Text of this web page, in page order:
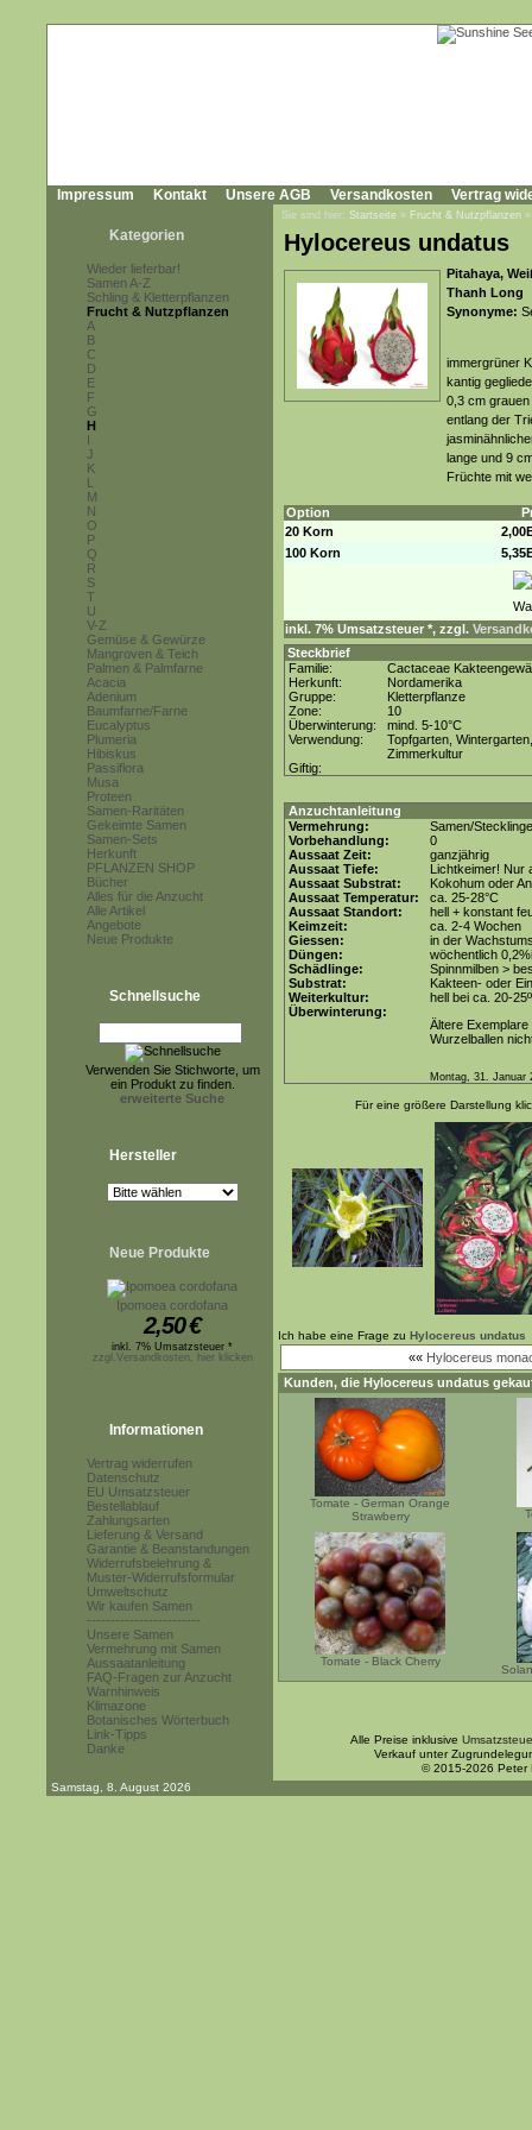
Impressum Kontakt Unsere AGB Versandkosten Vertrag
Kategorien
Wieder lieferbar!
Samen A-Z
Schling & Kletterpflanzen
Frucht & Nutzpflanzen
A
B
C
D
E
F
G
H
I
J
K
L
M
N
O
P
Q
R
S
T
U
V-Z
Gemüse & Gewürze
Mangroven & Teich
Palmen & Palmfarne
Acacia
Adenium
Baumfarne/Farne
Eucalyptus
Plumeria
Hibiskus
Passiflora
Musa
Proteen
Samen-Raritäten
Gekeimte Samen
Samen-Sets
Herkunft
PFLANZEN SHOP
Bücher
Alles für die Anzucht
Alle Artikel
Angebote
Neue Produkte
Schnellsuche
Verwenden Sie Stichworte, um
ein Produkt zu finden.
erweiterte Suche
Hersteller
Neue Produkte
Ipomoea cordofana
2,50€
inkl. 7% Umsatzsteuer *
zzgl.Versandkosten, hier klicken
Informationen
Vertrag widerrufen
Datenschutz
EU Umsatzsteuer
Bestellablauf
Zahlungsarten
Lieferung & Versand
Garantie & Beanstandungen
Widerrufsbelehrung &
Muster-Widerrufsformular
Umweltschutz
Wir kaufen Samen
------------------------
Unsere Samen
Vermehrung mit Samen
Aussaatanleitung
FAQ-Fragen zur Anzucht
Warnhinweis
Klimazone
Botanisches Wörterbuch
Link-Tipps
Danke
Sie sind hier: Startseite » Frucht & Nutzpflanzen
Hylocereus undatus
Pitahaya,
Thanh Long
Synonyme:
immergrüner
kantig
0,3 cm
entlang der
lange und 9
Früchte mit
Option
20 Korn
100 Korn
inkl. 7% Umsatzsteuer *, zzgl.
Steckbrief
Familie:
Cactaceae
Herkunft:
Nordamerika
Gruppe:
Kletterpflanze
Zone:
10
Überwinterung:
mind. 5-10°C
Verwendung:
Topfgarten, Wintergarten,
Zimmerkultur
Giftig:
Anzuchtanleitung
Vermehrung:
Samen/Stecklinge
Vorbehandlung:
0
Aussaat Zeit:
ganzjährig
Aussaat Tiefe:
Lichtkeimer! Nur
Aussaat Substrat:
Kokohum oder
Aussaat Temperatur:
ca. 25-28°C
Aussaat Standort:
hell + konstant
Keimzeit:
ca. 2-4 Wochen
Giessen:
in der
Düngen:
wöchentlich
Schädlinge:
Spinnmilben >
Substrat:
Kakteen- oder
Weiterkultur:
hell bei ca. 20-
Überwinterung:
Ältere
Wurzelballen
Montag, 31. Januar
Für eine größere Darstellung
Ich habe eine Frage zu Hylocereus undatus
«« Hylocereus
Kunden, die Hylocereus undatus
Tomate - German Orange
Strawberry
Tomate - Black Cherry
Alle Preise inklusive
Verkauf unter
© 2015-2026 Peter
Samstag, 8. August 2026